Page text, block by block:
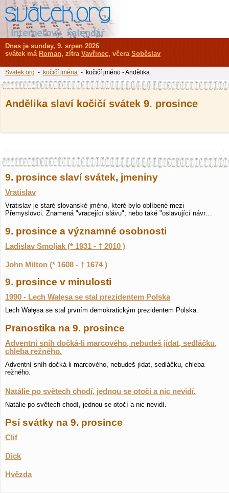
Andělika slaví kočičí svátek 9. prosince
9. prosince slaví svátek, jmeniny
Vratislav
Vratislav je staré slovanské jméno, které bylo oblíbené mezi
Přemyslovci. Znamená "vracející slávu", nebo také "oslavující návr…
9. prosince a významné osobnosti
Ladislav Smoljak (* 1931 - † 2010 )
John Milton (* 1608 - † 1674 )
9. prosince v minulosti
1990 - Lech Wałęsa se stal prezidentem Polska
Lech Wałęsa se stal prvním demokratickým prezidentem Polska.
Pranostika na 9. prosince
Adventní sníh dočká-li marcového, nebudeš jídat, sedláčku,
chleba režného.
Adventní sníh dočká-li marcového, nebudeš jídat, sedláčku, chleba
režného.
Natálie po světech chodí, jednou se otočí a nic nevidí.
Natálie po světech chodí, jednou se otočí a nic nevidí.
Psí svátky na 9. prosince
Clif
Dick
Hvězda
Dnes je sunday, 9. srpen 2026
svátek má Roman, zítra Vavřinec, včera Soběslav
Svatek.org - kočičí jména - kočičí jméno - Andělika